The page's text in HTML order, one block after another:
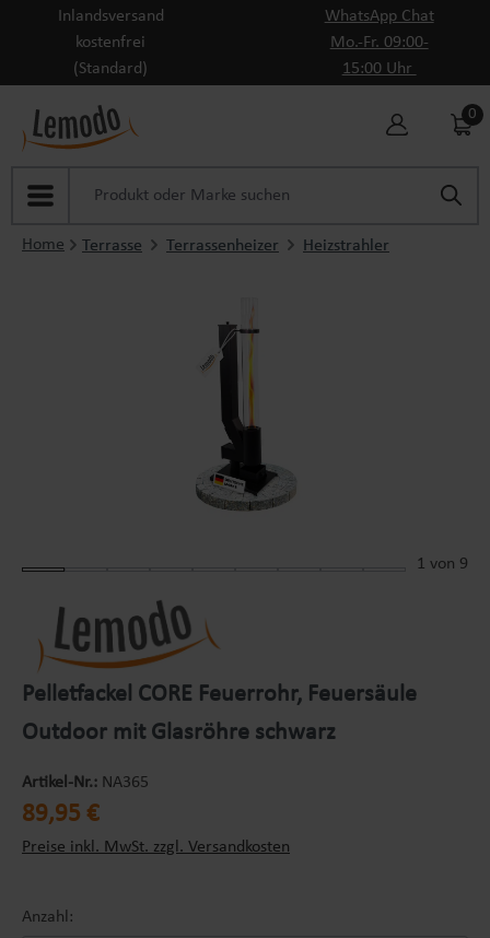
Zum Hauptinhalt springen
Inlandsversand
kostenfrei
(Standard)
WhatsApp Chat
Mo.-Fr. 09:00-
15:00 Uhr
0
Home Terrasse Terrassenheizer Heizstrahler
1 von 9
Pelletfackel CORE Feuerrohr, Feuersäule
Outdoor mit Glasröhre schwarz
Artikel-Nr.: NA365
Regulärer Preis:
89,95 €
Preise inkl. MwSt. zzgl. Versandkosten
Anzahl: